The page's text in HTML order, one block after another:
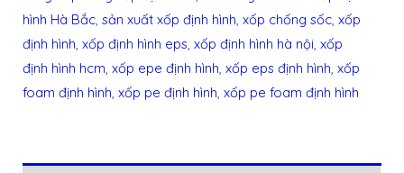
hình Hà Bắc ,sản xuất xốp định hình ,xốp chống sốc ,xốp
định hình ,xốp định hình eps ,xốp định hình hà nội ,xốp
định hình hcm ,xốp epe định hình ,xốp eps định hình ,xốp
foam định hình ,xốp pe định hình ,xốp pe foam định hình